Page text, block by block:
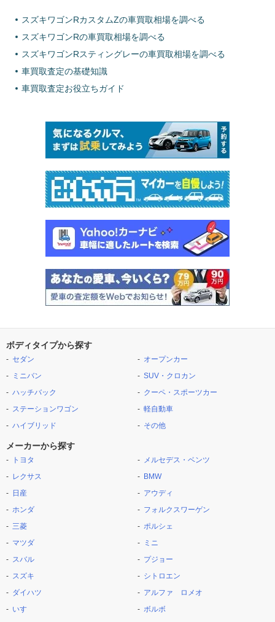
スズキワゴンRカスタムZの車買取相場を調べる
スズキワゴンRの車買取相場を調べる
スズキワゴンRスティングレーの車買取相場を調べる
車買取査定の基礎知識
車買取査定お役立ちガイド
ボディタイプから探す
セダン
ミニバン
ハッチバック
ステーションワゴン
ハイブリッド
オープンカー
SUV・クロカン
クーペ・スポーツカー
軽自動車
その他
メーカーから探す
トヨタ
レクサス
日産
ホンダ
三菱
マツダ
スバル
スズキ
ダイハツ
いすゞ
メルセデス・ベンツ
BMW
アウディ
フォルクスワーゲン
ポルシェ
ミニ
プジョー
シトロエン
アルファ ロメオ
ボルボ